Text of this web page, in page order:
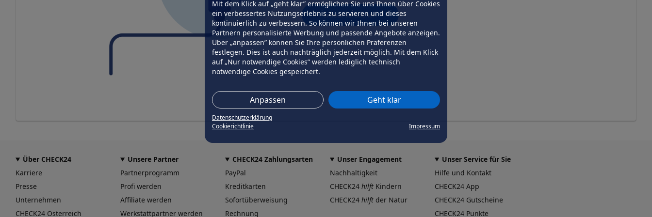
Mit dem Klick auf „geht klar” ermöglichen Sie uns Ihnen über Cookies
ein verbessertes Nutzungserlebnis zu servieren und dieses
kontinuierlich zu verbessern. So können wir Ihnen bei unseren
Partnern personalisierte Werbung und passende Angebote anzeigen.
Über „anpassen” können Sie Ihre persönlichen Präferenzen
festlegen. Dies ist auch nachträglich jederzeit möglich. Mit dem Klick
auf „Nur notwendige Cookies” werden lediglich technisch
notwendige Cookies gespeichert.
Anpassen Geht klar
Datenschutzerklärung
Cookierichtlinie
Impressum
erneut versuchen
Über CHECK24
Karriere
Presse
Unternehmen
CHECK24 Österreich
Unsere Partner
Partnerprogramm
Profi werden
Affiliate werden
Werkstattpartner werden
CHECK24 Zahlungsarten
PayPal
Kreditkarten
Sofortüberweisung
Rechnung
Unser Engagement
Nachhaltigkeit
CHECK24 hilft Kindern
CHECK24 hilft der Natur
Unser Service für Sie
Hilfe und Kontakt
CHECK24 App
CHECK24 Gutscheine
CHECK24 Punkte